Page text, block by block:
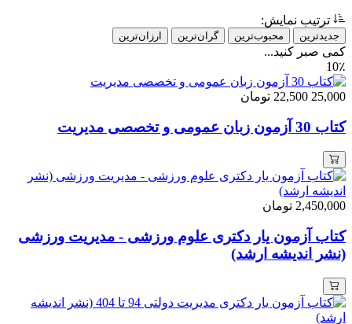
ترتیب نمایش:
جدیدترین محبوب‌ترین گران‌ترین ارزان‌ترین
کمی صبر کنید...
10٪
25,000
22,500 تومان
کتاب 30 آزمون زبان عمومی و تخصصی مدیریت
2,450,000 تومان
کتاب آزمون یار دکتری علوم ورزشی - مدیریت ورزشی
(نشر اندیشه ارشد)